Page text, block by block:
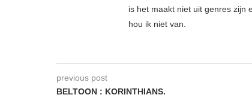
is het maakt niet uit genres zijn
hou ik niet van.
previous post
BELTOON : KORINTHIANS.